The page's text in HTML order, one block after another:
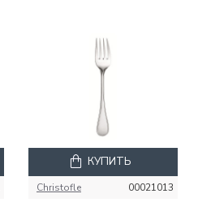
Christofle 00021013
КУПИТЬ